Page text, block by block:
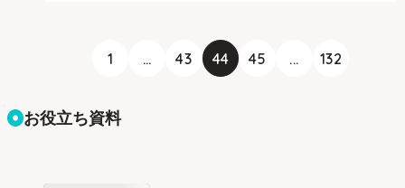
1 ... 43 44 45 ... 132
お役立ち資料